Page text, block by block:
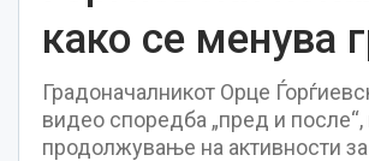
како се менува
Градоначалникот Орце
видео споредба „пред и после“,
продолжување на активности